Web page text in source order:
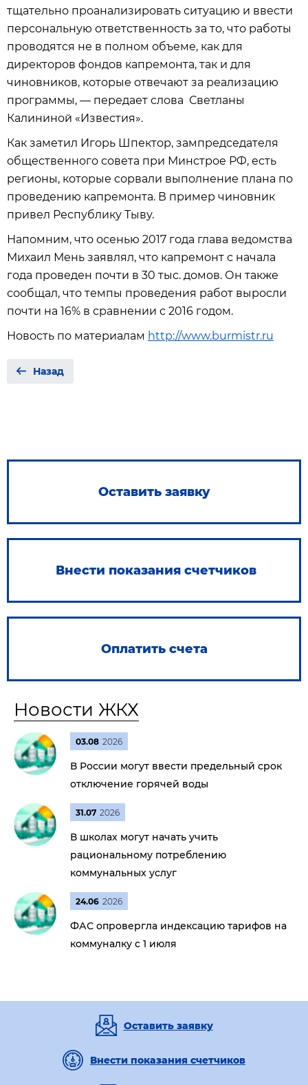
тщательно проанализировать ситуацию и ввести
персональную ответственность за то, что работы
проводятся не в полном объеме, как для
директоров фондов капремонта, так и для
чиновников, которые отвечают за реализацию
программы, — передает слова Светланы
Калининой «Известия».
Как заметил Игорь Шпектор, зампредседателя
общественного совета при Минстрое РФ, есть
регионы, которые сорвали выполнение плана по
проведению капремонта. В пример чиновник
привел Республику Тыву.
Напомним, что осенью 2017 года глава ведомства
Михаил Мень заявлял, что капремонт с начала
года проведен почти в 30 тыс. домов. Он также
сообщал, что темпы проведения работ выросли
почти на 16% в сравнении с 2016 годом.
Новость по материалам http://www.burmistr.ru
Назад
Оставить заявку
Внести показания счетчиков
Оплатить счета
Новости ЖКХ
03.08 2026
В России могут ввести предельный срок
отключение горячей воды
31.07 2026
В школах могут начать учить
рациональному потреблению
коммунальных услуг
24.06 2026
ФАС опровергла индексацию тарифов на
коммуналку с 1 июля
Оставить заявку
Внести показания счетчиков